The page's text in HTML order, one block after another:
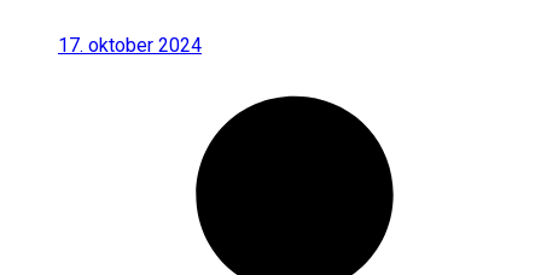
17. oktober 2024